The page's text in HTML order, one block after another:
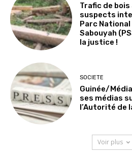
Trafic de bois
suspects
Parc National
Sabouyah
la justice !
SOCIETE
Guinée/
ses médias
l’Autorité de
Voir plus